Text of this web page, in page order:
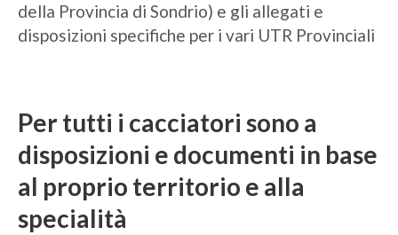
della Provincia di Sondrio) e gli allegati e
disposizioni specifiche per i vari UTR Provinciali
Per tutti i cacciatori sono a
disposizioni e documenti in base
al proprio territorio e alla
specialità